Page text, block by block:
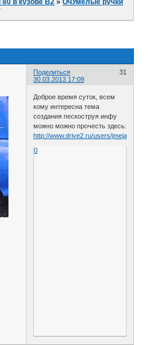
Поделиться
31
30.03.2013 17:09
Доброе время суток, всем
кому интересна тема
создания пескоструя инфу
можно можно прочесть здесь:
http://www.drive2.ru/users/jmeja333/
0